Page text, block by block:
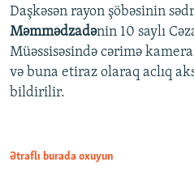
Auto 240p
720p
Daşkəsən rayon şöbəsinin
Məmmədzadənin 10 saylı
Müəssisəsində cərimə
və buna etiraz olaraq aclıq
bildirilir.
Ətraflı burada oxuyun